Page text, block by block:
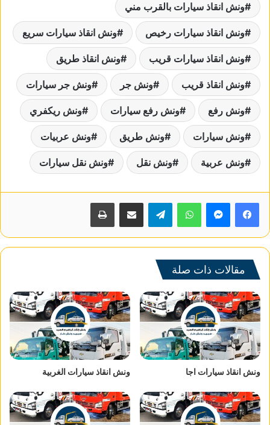
ونش انقاذ سيارات بالقرب مني
ونش انقاذ سيارات رخيص ونش انقاذ سيارات سريع
ونش انقاذ سيارات قريب ونش انقاذ طريق
ونش انقاذ قريب ونش جر ونش جر سيارات
ونش رفع ونش رفع سيارات ونش ريكفري
ونش سيارات ونش طريق ونش عربيات
ونش عربية ونش نقل ونش نقل سيارات
واتساب
مقالات ذات صلة
ونش انقاذ سيارات اجا ونش انقاذ سيارات الغربية